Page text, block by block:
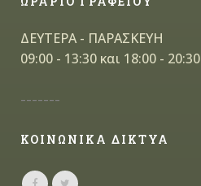
ΔΕΥΤΕΡΑ - ΠΑΡΑΣΚΕΥΗ
09:00 - 13:30 και 18:00 - 20:30
-------
ΚΟΙΝΩΝΙΚΑ ΔΙΚΤΥΑ